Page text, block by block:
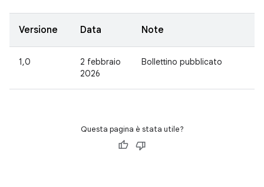
Versione Data Note
1,0
2 febbraio
2026
Bollettino pubblicato
Questa pagina è stata utile?